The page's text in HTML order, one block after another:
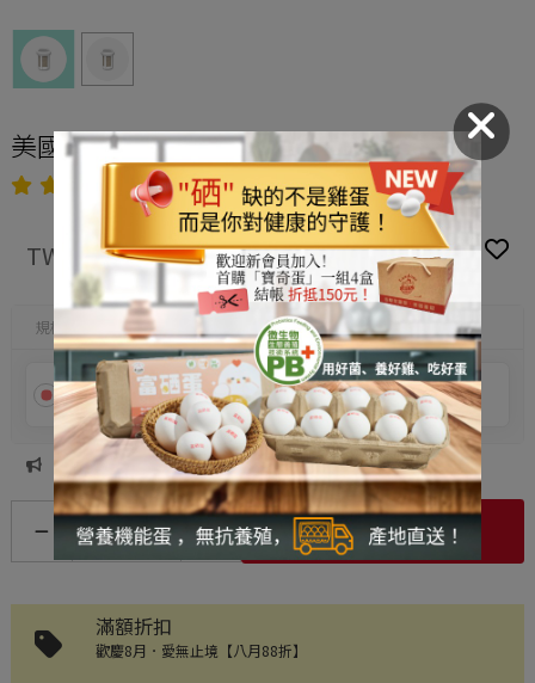
美國杜邦陶氏樹脂濾心(適用NK100機型)
4.6
TWD $1,280
規格
樹脂濾心(適NK100)
現貨足量供應中！
加入購物車
滿額折扣
歡慶8月．愛無止境【八月88折】